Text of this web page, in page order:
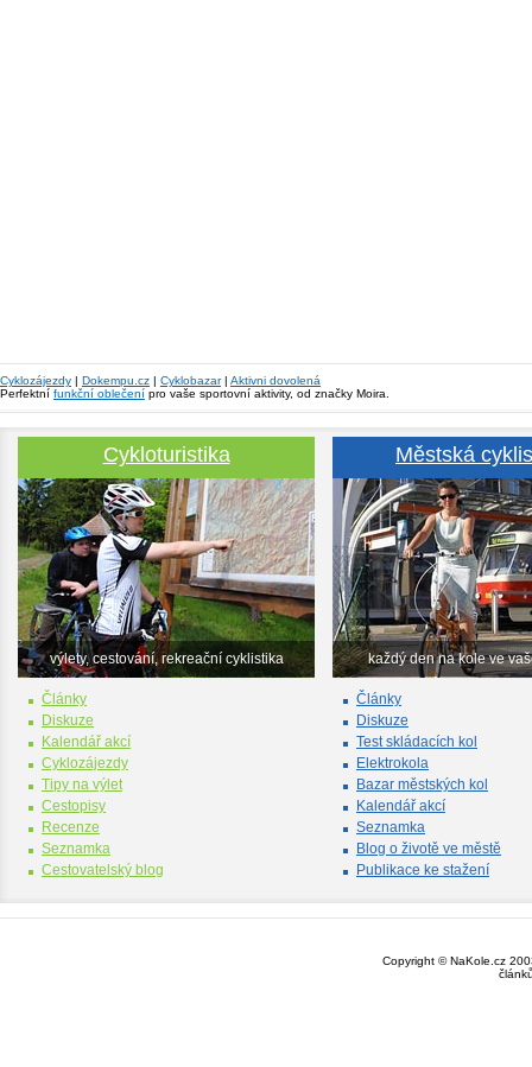
Cyklozájezdy | Dokempu.cz | Cyklobazar| Aktivni dovolená
Perfektní funkční oblečení pro vaše sportovní aktivity, od značky Moira.
Cykloturistika
výlety, cestování, rekreační cyklistika
Články
Diskuze
Kalendář akcí
Cyklozájezdy
Tipy na výlet
Cestopisy
Recenze
Seznamka
Cestovatelský blog
Městská
každý den na kole ve
Články
Diskuze
Test skládacích kol
Elektrokola
Bazar městských kol
Kalendář akcí
Seznamka
Blog o životě ve městě
Publikace ke stažení
Copyright © NaKole.cz